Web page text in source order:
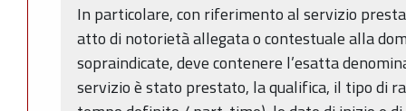
In particolare, con riferimento al servizio
atto di notorietà allegata o contestuale alla
sopraindicate, deve contenere l’esatta
servizio è stato prestato, la qualifica, il tipo di